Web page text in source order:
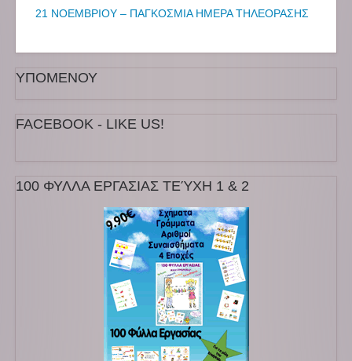
21 ΝΟΕΜΒΡΙΟΥ – ΠΑΓΚΟΣΜΙΑ ΗΜΕΡΑ ΤΗΛΕΟΡΑΣΗΣ
ΥΠΟΜΕΝΟΥ
FACEBOOK - LIKE US!
100 ΦΥΛΛΑ ΕΡΓΑΣΙΑΣ ΤΕΎΧΗ 1 & 2